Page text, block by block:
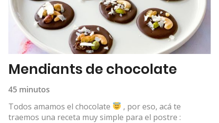
Mendiants de chocolate
45 minutos
Todos amamos el chocolate
, por eso, acá te
traemos una receta muy simple para el postre :